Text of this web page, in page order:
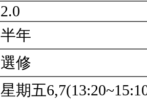
2.0
半年
選修
星期五